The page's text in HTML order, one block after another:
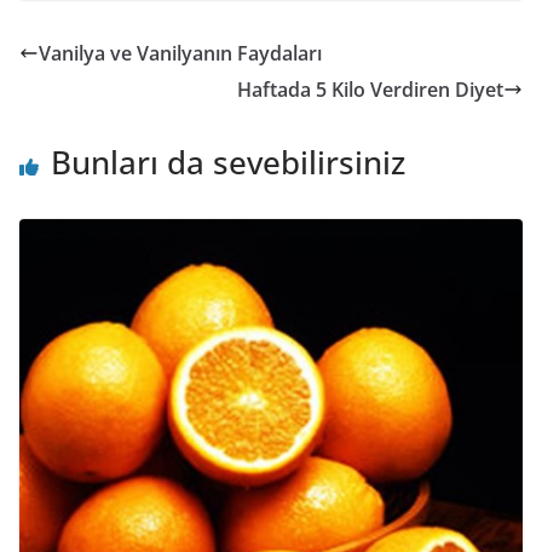
Vanilya ve Vanilyanın Faydaları
Haftada 5 Kilo Verdiren Diyet
Bunları da sevebilirsiniz